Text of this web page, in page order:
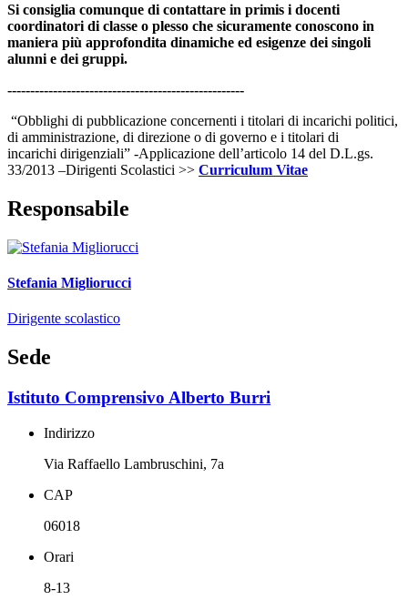
Si consiglia comunque di contattare in primis i docenti
coordinatori di classe o plesso che sicuramente conoscono in
maniera più approfondita dinamiche ed esigenze dei singoli
alunni e dei gruppi.
----------------------------------------------------
“Obblighi di pubblicazione concernenti i titolari di incarichi politici,
di amministrazione, di direzione o di governo e i titolari di
incarichi dirigenziali” -Applicazione dell’articolo 14 del D.L.gs.
33/2013 –Dirigenti Scolastici >> Curriculum Vitae
Responsabile
Stefania Migliorucci
Dirigente scolastico
Sede
Istituto Comprensivo Alberto Burri
Indirizzo
Via Raffaello Lambruschini, 7a
CAP
06018
Orari
8-13